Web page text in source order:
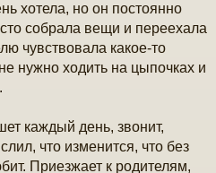
хотела, но он постоянно
собрала вещи и переехала
чувствовала какое-то
нужно ходить на цыпочках и
каждый день, звонит,
что изменится, что без
Приезжает к родителям,